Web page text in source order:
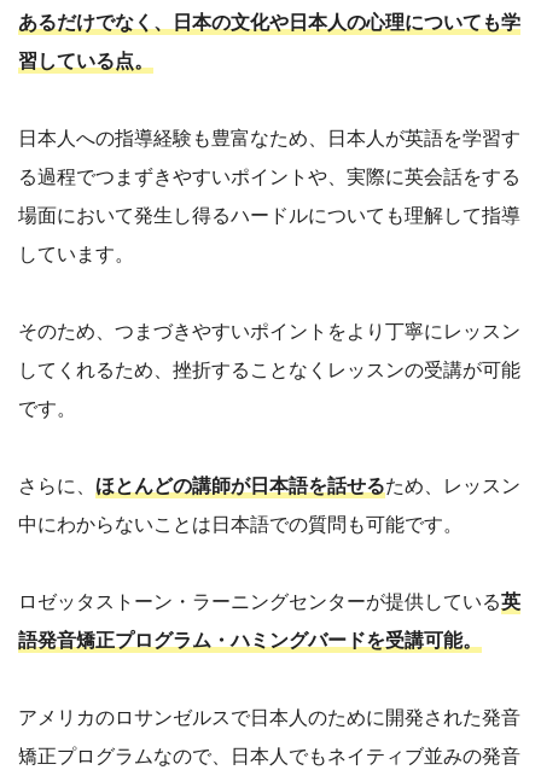
あるだけでなく、日本の文化や日本人の心理についても学
習している点。
日本人への指導経験も豊富なため、日本人が英語を学習す
る過程でつまずきやすいポイントや、実際に英会話をする
場面において発生し得るハードルについても理解して指導
しています。
そのため、つまづきやすいポイントをより丁寧にレッスン
してくれるため、挫折することなくレッスンの受講が可能
です。
さらに、 ほとんどの講師が日本語を話せるため、レッスン
中にわからないことは日本語での質問も可能です。
ロゼッタストーン・ラーニングセンターが提供している英
語発音矯正プログラム・ハミングバードを受講可能。
アメリカのロサンゼルスで日本人のために開発された発音
矯正プログラムなので、日本人でもネイティブ並みの発音